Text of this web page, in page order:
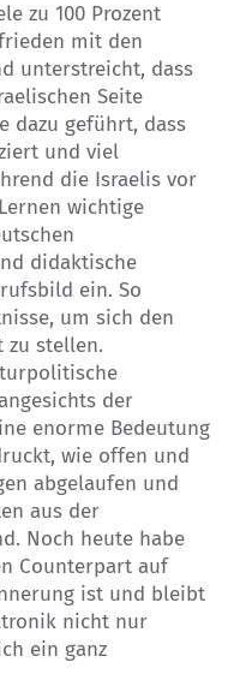
zu 100 Prozent
mit den
unterstreicht, dass
Seite
dazu geführt, dass
und viel
die Israelis vor
wichtige
didaktische
ein. So
um sich den
zu stellen.
der
enorme Bedeutung
wie offen und
abgelaufen und
aus der
Noch heute habe
Counterpart auf
ist und bleibt
nicht nur
ein ganz